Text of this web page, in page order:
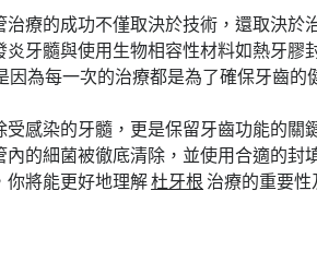
治療的成功不僅取決於技術，還取決於
炎牙髓與使用生物相容性材料如熱牙膠
因為每一次的治療都是為了確保牙齒的
受感染的牙髓，更是保留牙齒功能的關
內的細菌被徹底清除，並使用合適的封
你將能更好地理解杜牙根 治療的重要性